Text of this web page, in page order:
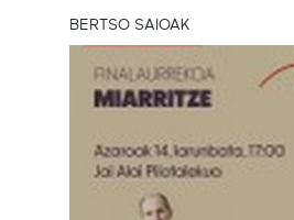
BERTSO SAIOAK